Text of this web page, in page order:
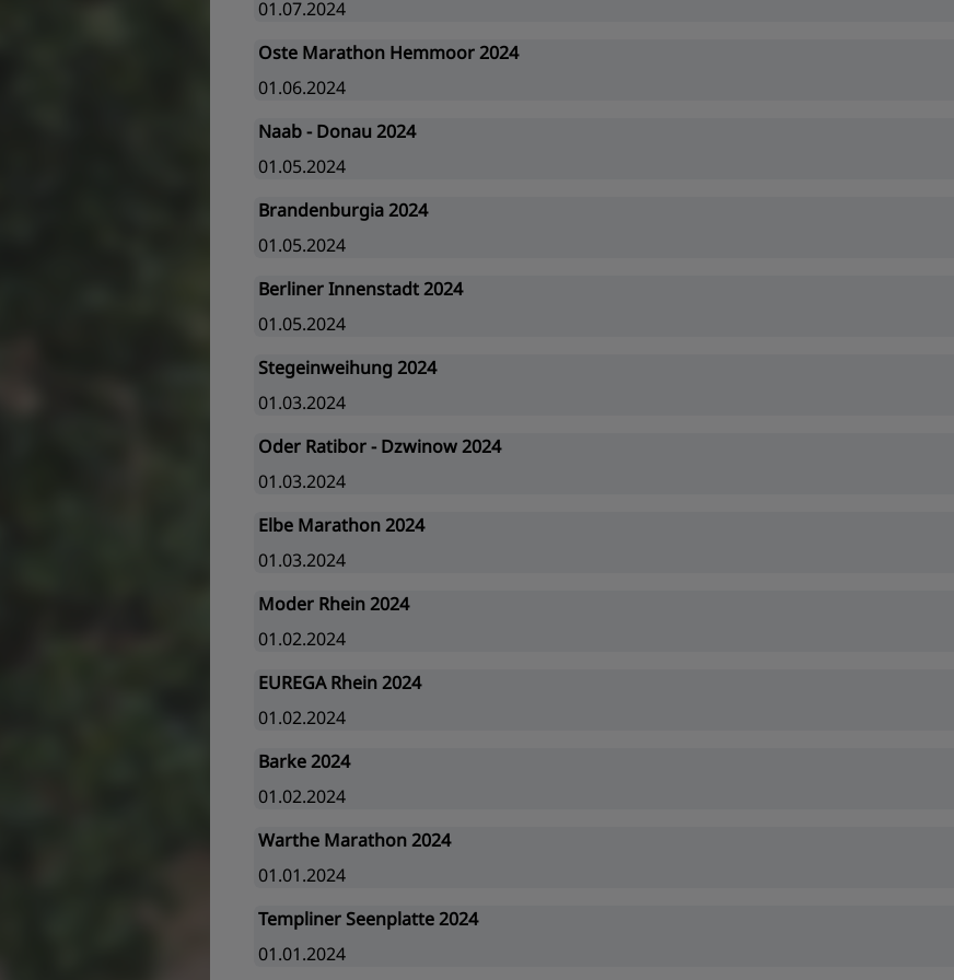
01.07.2024
Oste Marathon Hemmoor 2024
01.06.2024
Naab - Donau 2024
01.05.2024
Brandenburgia 2024
01.05.2024
Berliner Innenstadt 2024
01.05.2024
Stegeinweihung 2024
01.03.2024
Oder Ratibor - Dzwinow 2024
01.03.2024
Elbe Marathon 2024
01.03.2024
Moder Rhein 2024
01.02.2024
EUREGA Rhein 2024
01.02.2024
Barke 2024
01.02.2024
Warthe Marathon 2024
01.01.2024
Templiner Seenplatte 2024
01.01.2024